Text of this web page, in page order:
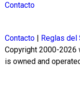
Contacto
Contacto Reglas
Copyright 2000-2026
is owned and